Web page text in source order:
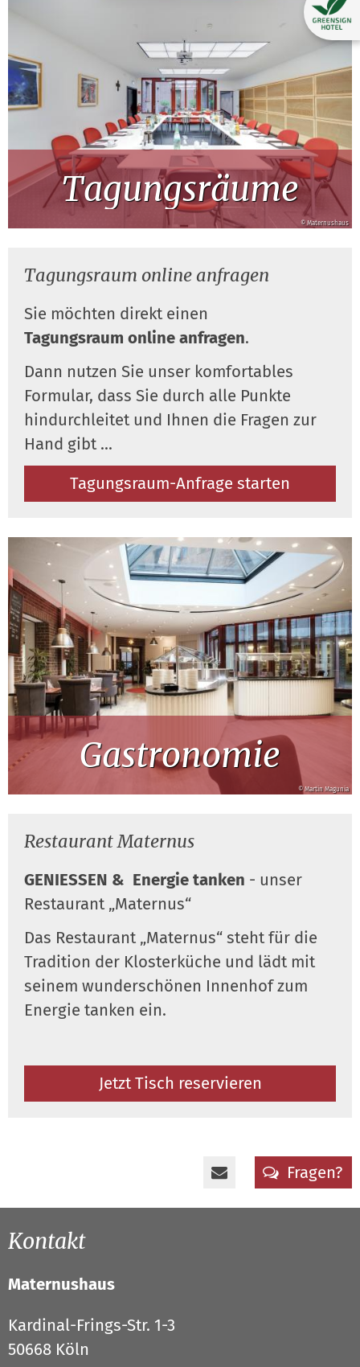
Tagungsräume
© Maternushaus
Tagungsraum online anfragen
Sie möchten direkt einen
Tagungsraum online anfragen.
Dann nutzen Sie unser komfortables
Formular, dass Sie durch alle Punkte
hindurchleitet und Ihnen die Fragen zur
Hand gibt ...
Tagungsraum-Anfrage starten
Gastronomie
© Martin Magunia
Restaurant Maternus
GENIESSEN & Energie tanken - unser
Restaurant „Maternus“
Das Restaurant „Maternus“ steht für die
Tradition der Klosterküche und lädt mit
seinem wunderschönen Innenhof zum
Energie tanken ein.
Jetzt Tisch reservieren
Fragen?
Kontakt
Maternushaus
Kardinal-Frings-Str. 1-3
50668 Köln